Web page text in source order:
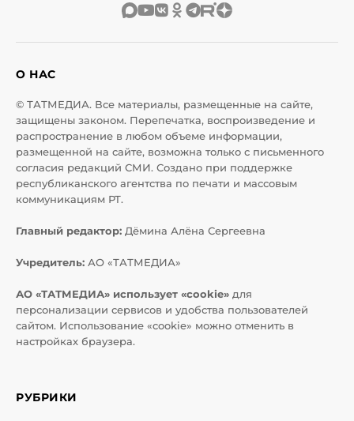
О НАС
© ТАТМЕДИА. Все материалы, размещенные на сайте,
защищены законом. Перепечатка, воспроизведение и
распространение в любом объеме информации,
размещенной на сайте, возможна только с письменного
согласия редакций СМИ. Создано при поддержке
республиканского агентства по печати и массовым
коммуникациям РТ.
Главный редактор: Дёмина Алёна Сергеевна
Учредитель: АО «ТАТМЕДИА»
АО «ТАТМЕДИА» использует «cookie» для
персонализации сервисов и удобства пользователей
сайтом. Использование «cookie» можно отменить в
настройках браузера.
РУБРИКИ